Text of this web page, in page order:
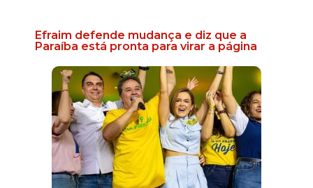
Efraim defende mudança e diz que a
Paraíba está pronta para virar a página